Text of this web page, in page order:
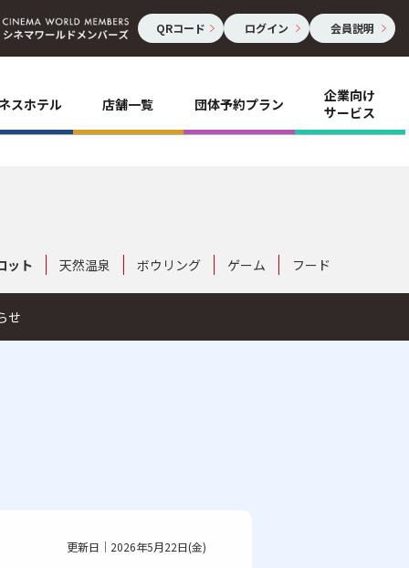
QRコード ログイン 会員説明
スホテル 店舗一覧 団体予約プラン
企業向け
サービス
ット 天然温泉 ボウリング ゲーム フード
せ
更新日｜2026年5月22日(金)